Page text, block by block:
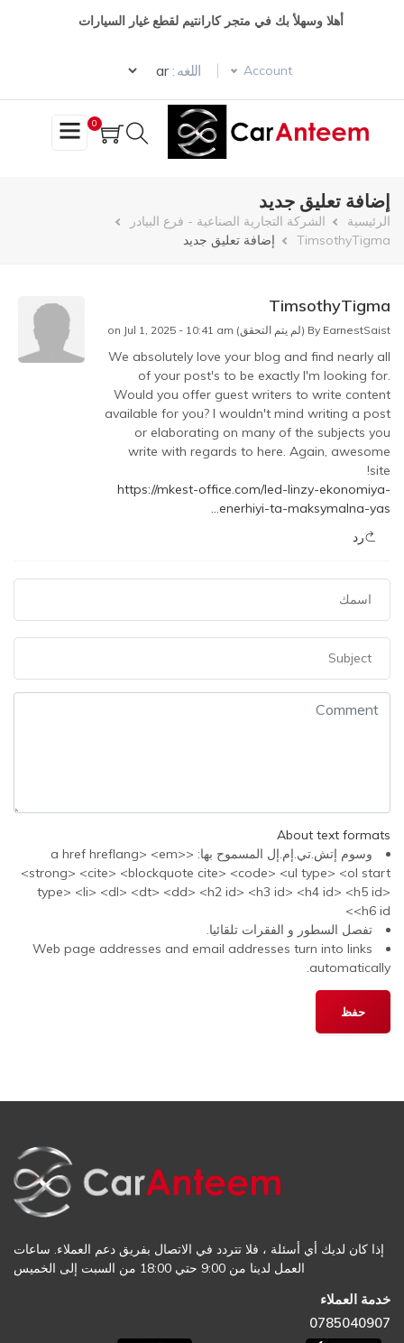
أهلا وسهلأ بك في متجر كارانتيم لقطع غيار السيارات
Account اللغه :
Select your language
0
إضافة تعليق جديد
مسار
الرئيسية
الشركة التجارية الصناعية - فرع البيادر
TimsothyTigma
إضافة تعليق جديد
TimsothyTigma
By EarnestSaist (لم يتم التحقق)
We absolutely love your blog and find nearly all
of your post's to be exactly I'm looking for.
Would you offer guest writers to write content
available for you? I wouldn't mind writing a post
or elaborating on many of the subjects you
write with regards to here. Again, awesome
site!
https://mkest-office.com/led-linzy-ekonomiya-
enerhiyi-ta-maksymalna-yas…
رد
About text formats
وسوم إتش.تي.إم.إل المسموح بها: <a href hreflang> <em>
<strong> <cite> <blockquote cite> <code> <ul type> <ol start
type> <li> <dl> <dt> <dd> <h2 id> <h3 id> <h4 id> <h5 id>
<h6 id>
تفصل السطور و الفقرات تلقائيا.
Web page addresses and email addresses turn into links
automatically.
إذا كان لديك أي أسئلة ، فلا تتردد في الاتصال بفريق دعم العملاء. ساعات
العمل لدينا من 9:00 حتي 18:00 من السبت إلى الخميس
خدمة العملاء
0785040907